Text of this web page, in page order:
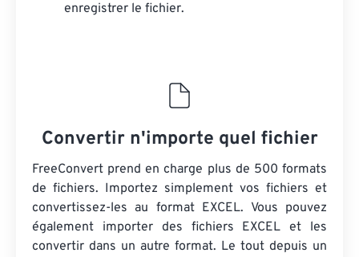
enregistrer le fichier.
Convertir n'importe quel fichier
FreeConvert prend en charge plus de 500 formats
de fichiers. Importez simplement vos fichiers et
convertissez-les au format EXCEL. Vous pouvez
également importer des fichiers EXCEL et les
convertir dans un autre format. Le tout depuis un